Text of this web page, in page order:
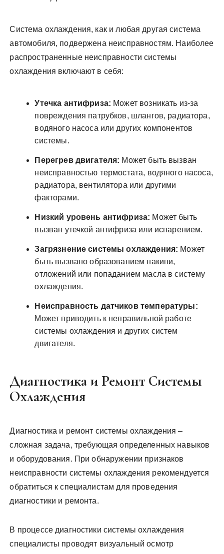
Система охлаждения, как и любая другая система
автомобиля, подвержена неисправностям. Наиболее
распространенные неисправности системы
охлаждения включают в себя:
Утечка антифриза: Может возникать из-за
повреждения патрубков, шлангов, радиатора,
водяного насоса или других компонентов
системы.
Перегрев двигателя: Может быть вызван
неисправностью термостата, водяного насоса,
радиатора, вентилятора или другими
факторами.
Низкий уровень антифриза: Может быть
вызван утечкой антифриза или испарением.
Загрязнение системы охлаждения: Может
быть вызвано образованием накипи,
отложений или попаданием масла в систему
охлаждения.
Неисправность датчиков температуры:
Может приводить к неправильной работе
системы охлаждения и других систем
двигателя.
Диагностика и Ремонт Системы
Охлаждения
Диагностика и ремонт системы охлаждения –
сложная задача, требующая определенных навыков
и оборудования. При обнаружении признаков
неисправности системы охлаждения рекомендуется
обратиться к специалистам для проведения
диагностики и ремонта.
В процессе диагностики системы охлаждения
специалисты проводят визуальный осмотр